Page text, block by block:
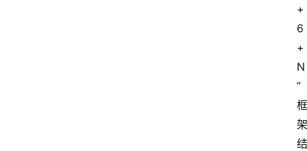
+
6
+
N
”
框
架
结